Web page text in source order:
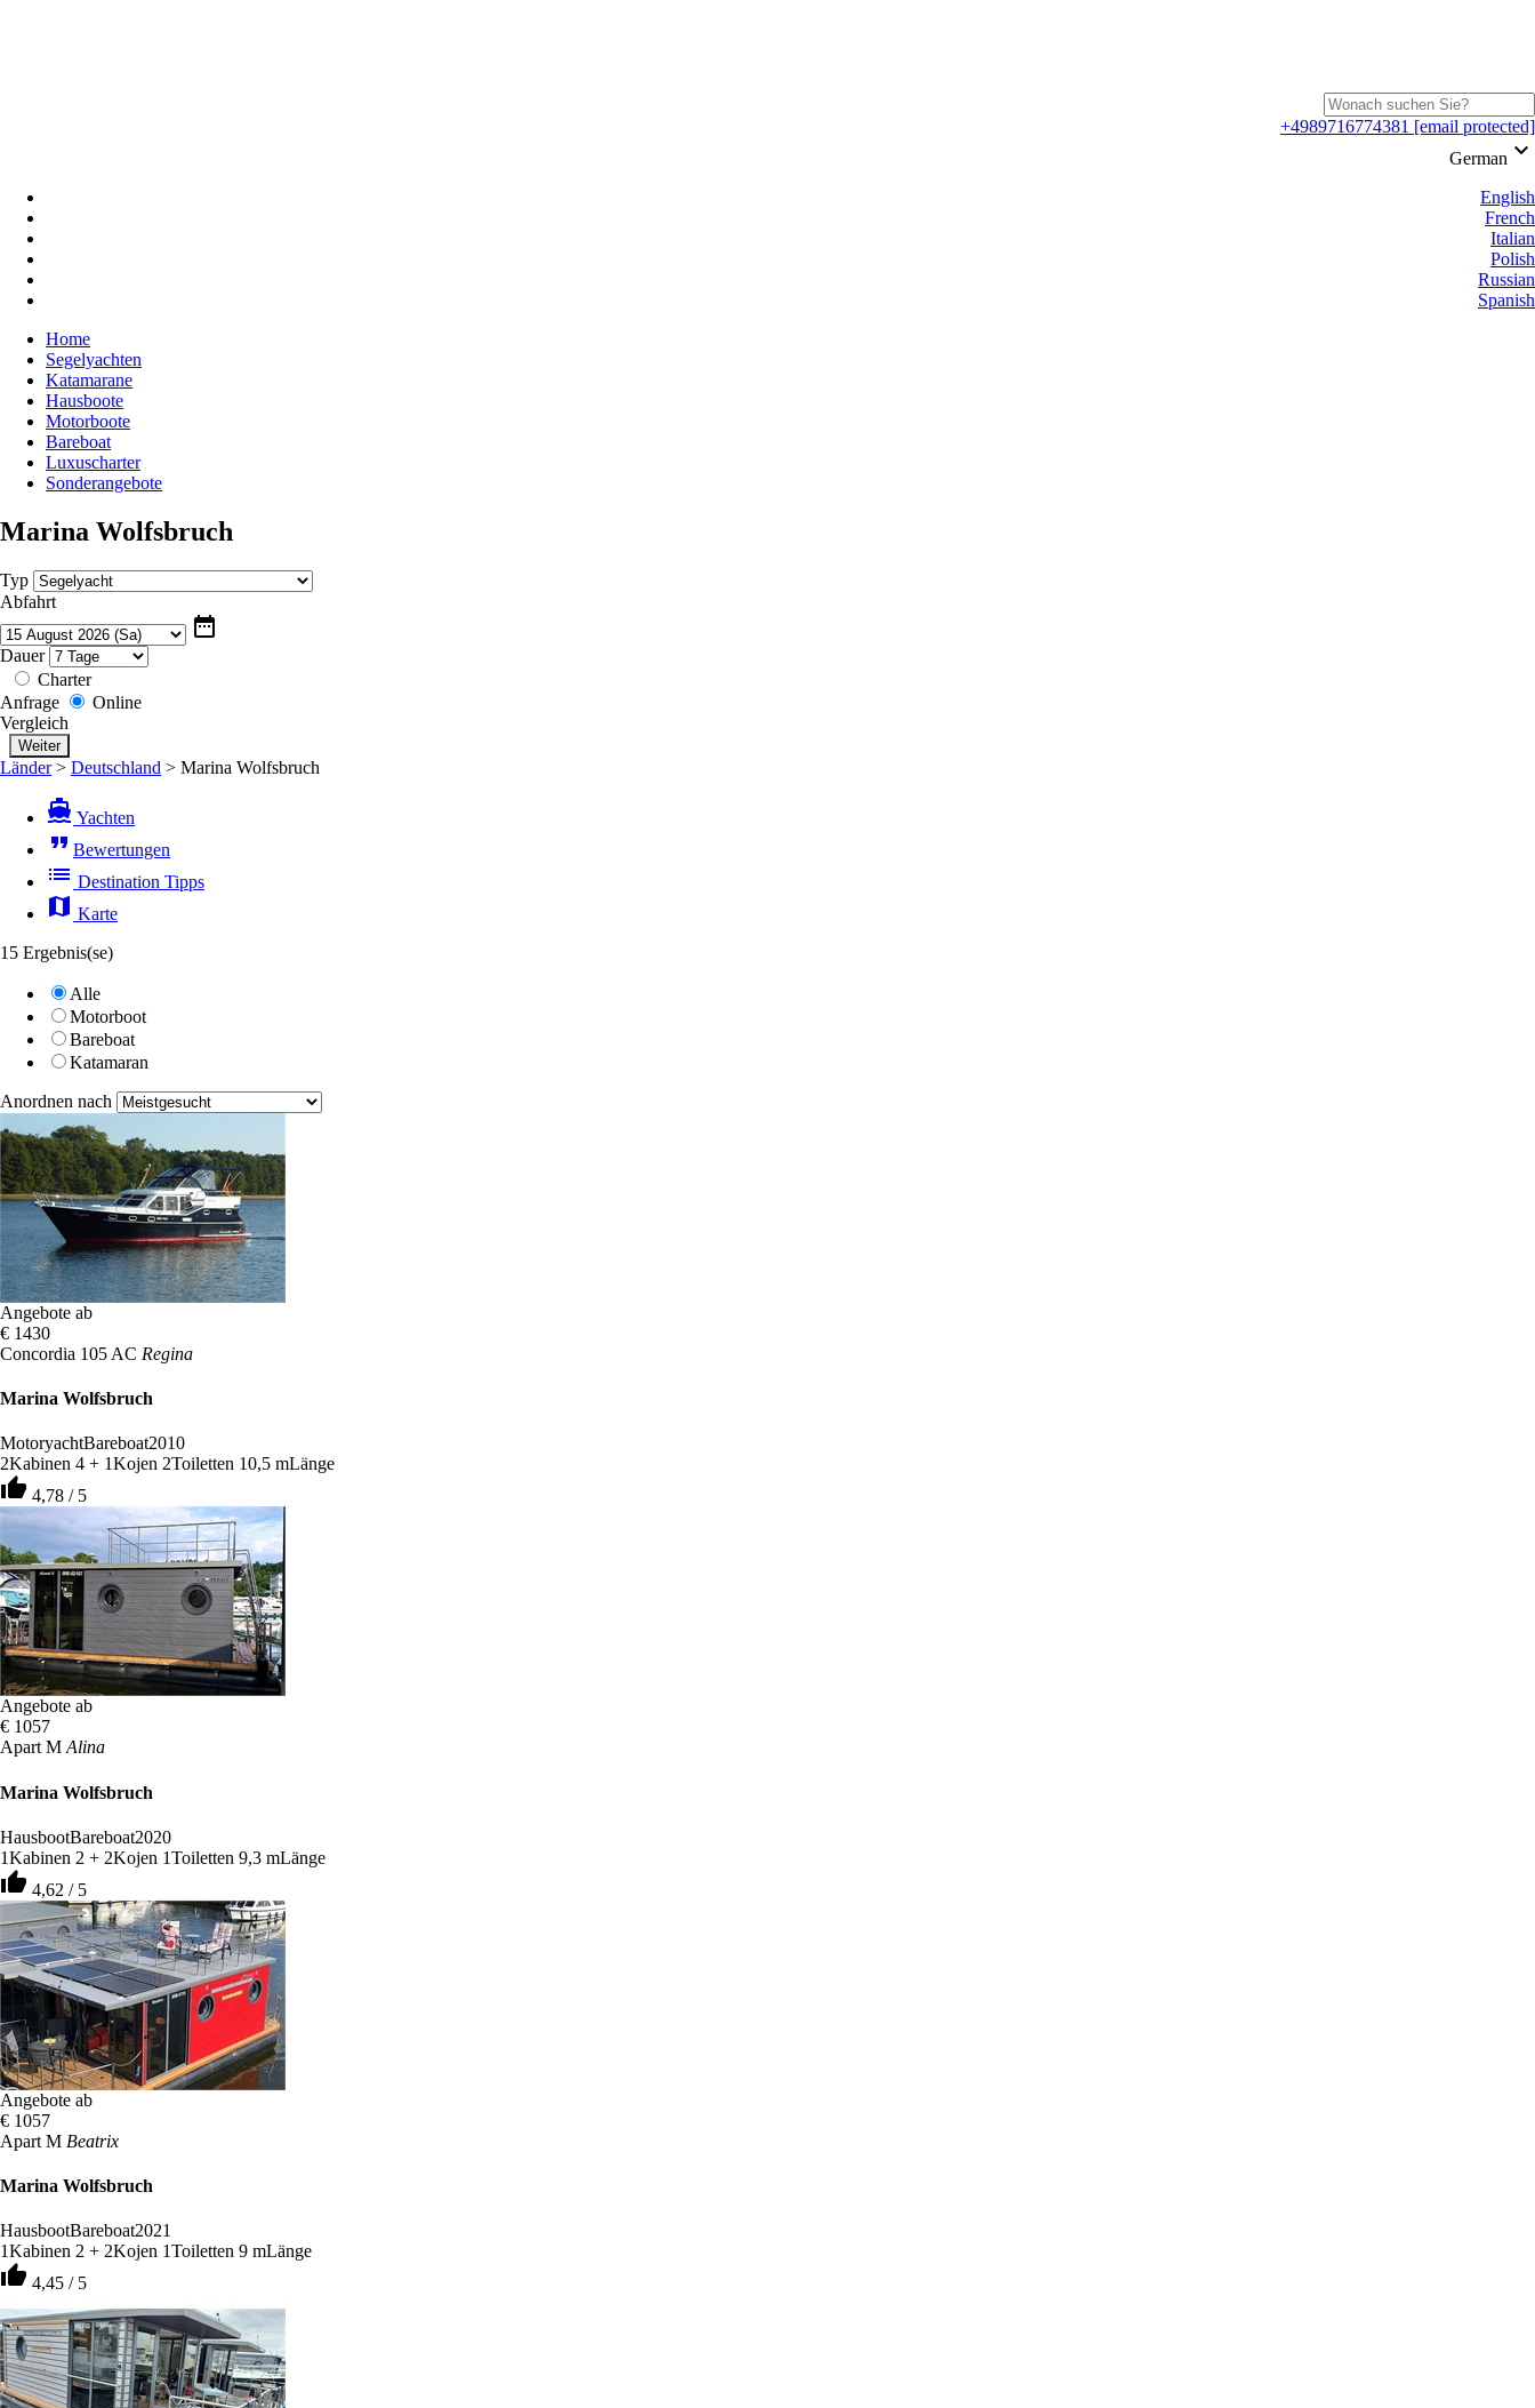
+4989716774381 [email protected]
German keyboard_arrow_down
English
French
Italian
Polish
Russian
Spanish
Home
Segelyachten
Katamarane
Hausboote
Motorboote
Bareboat
Luxuscharter
Sonderangebote
Marina Wolfsbruch
Typ
Abfahrt
date_range
Dauer
Charter
Anfrage
Online
Vergleich
Länder> Deutschland > Marina Wolfsbruch
directions_boat Yachten
format_quote Bewertungen
list Destination Tipps
map Karte
15 Ergebnis(se)
Alle
Motorboot
Bareboat
Katamaran
Anordnen nach
Angebote ab
€ 1430
Concordia 105 AC Regina
Marina Wolfsbruch
MotoryachtBareboat2010
2Kabinen 4 + 1Kojen 2Toiletten 10,5 mLänge
thumb_up 4,78 / 5
Angebote ab
€ 1057
Apart M Alina
Marina Wolfsbruch
HausbootBareboat2020
1Kabinen 2 + 2Kojen 1Toiletten 9,3 mLänge
thumb_up 4,62 / 5
Angebote ab
€ 1057
Apart M Beatrix
Marina Wolfsbruch
HausbootBareboat2021
1Kabinen 2 + 2Kojen 1Toiletten 9 mLänge
thumb_up 4,45 / 5